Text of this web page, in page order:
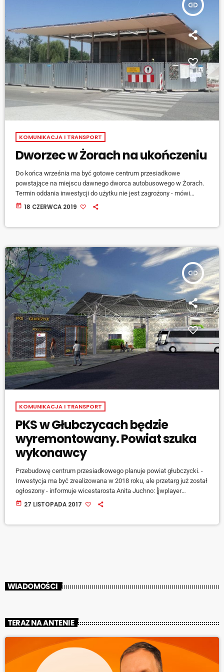
insert_link
KOMUNIKACJA I TRANSPORT
Dworzec w Żorach na ukończeniu
Do końca września ma być gotowe centrum przesiadkowe
powstające na miejscu dawnego dworca autobusowego w Żorach.
Termin oddania inwestycji do użytku nie jest zagrożony - mówi
Adrian Lubszczyk z żorskiego Bura Promocji, Kultury i Sportu.
złotych.
today 18 CZERWCA 2019
insert_link
KOMUNIKACJA I TRANSPORT
PKS w Głubczycach będzie
wyremontowany. Powiat szuka
wykonawcy
Przebudowę centrum przesiadkowego planuje powiat głubczycki. -
Inwestycja ma być zrealizowana w 2018 roku, ale przetarg już został
ogłoszony - informuje wicestarosta Anita Juchno: [jwplayer
mediaid="73220"] Władze powiatu głubczyckiego liczą na to, że tym
today 27 LISTOPADA 2017
WIADOMOŚCI
TERAZ NA ANTENIE